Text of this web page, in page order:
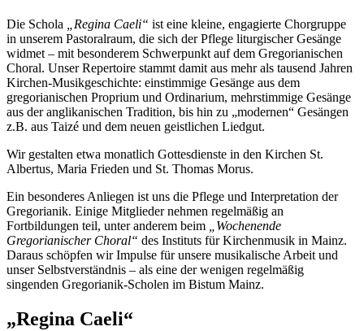
Die Schola „Regina Caeli“ ist eine kleine, engagierte Chorgruppe
in unserem Pastoralraum, die sich der Pflege liturgischer Gesänge
widmet – mit besonderem Schwerpunkt auf dem Gregorianischen
Choral. Unser Repertoire stammt damit aus mehr als tausend Jahren
Kirchen-Musikgeschichte: einstimmige Gesänge aus dem
gregorianischen Proprium und Ordinarium, mehrstimmige Gesänge
aus der anglikanischen Tradition, bis hin zu „modernen“ Gesängen
z.B. aus Taizé und dem neuen geistlichen Liedgut.
Wir gestalten etwa monatlich Gottesdienste in den Kirchen St.
Albertus, Maria Frieden und St. Thomas Morus.
Ein besonderes Anliegen ist uns die Pflege und Interpretation der
Gregorianik. Einige Mitglieder nehmen regelmäßig an
Fortbildungen teil, unter anderem beim „Wochenende
Gregorianischer Choral“ des Instituts für Kirchenmusik in Mainz.
Daraus schöpfen wir Impulse für unsere musikalische Arbeit und
unser Selbstverständnis – als eine der wenigen regelmäßig
singenden Gregorianik-Scholen im Bistum Mainz.
„Regina Caeli“